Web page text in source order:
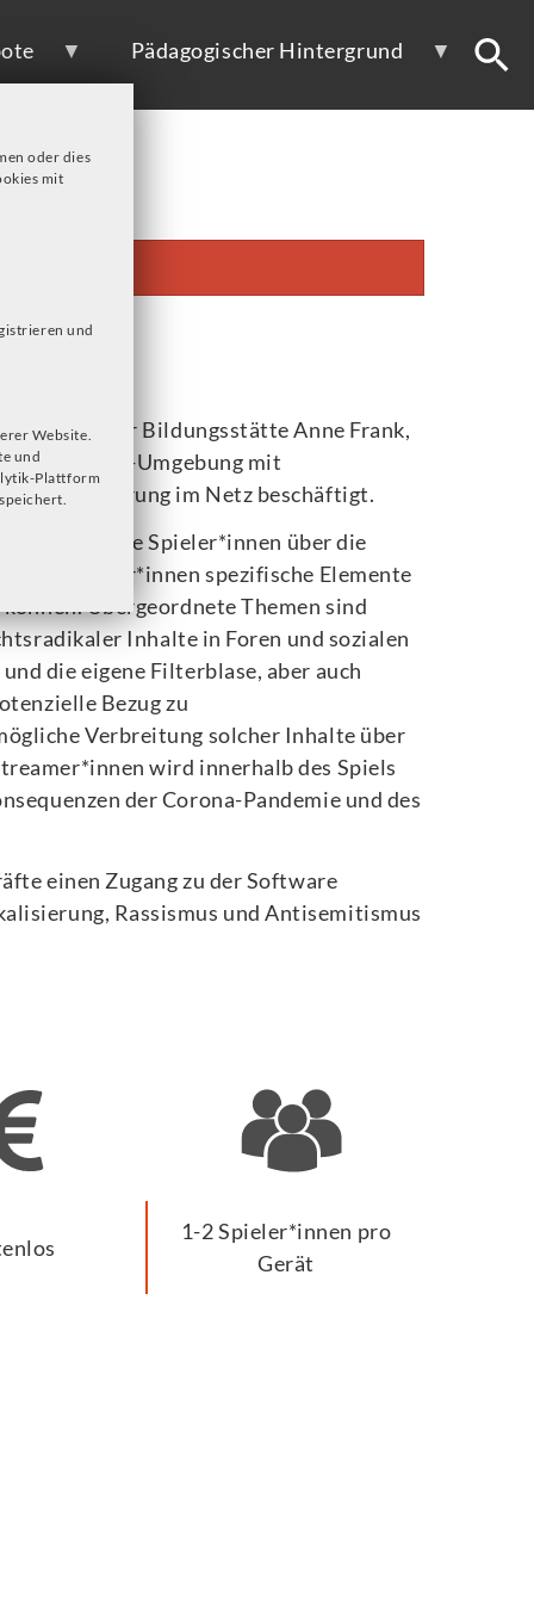
Pädagogischer Hintergrund
oder dies
mit
und
Website.
und
Plattform
Game der Bildungsstätte Anne Frank,
Media-Umgebung mit
Radikalisierung im Netz beschäftigt.
in denen die Spieler*innen über die
Nutzer*innen spezifische Elemente
Übergeordnete Themen sind
Inhalte in Foren und sozialen
die eigene Filterblase, aber auch
Bezug zu
Verbreitung solcher Inhalte über
wird innerhalb des Spiels
der Corona-Pandemie und des
einen Zugang zu der Software
Rassismus und Antisemitismus
1-2 Spieler*innen pro
Gerät